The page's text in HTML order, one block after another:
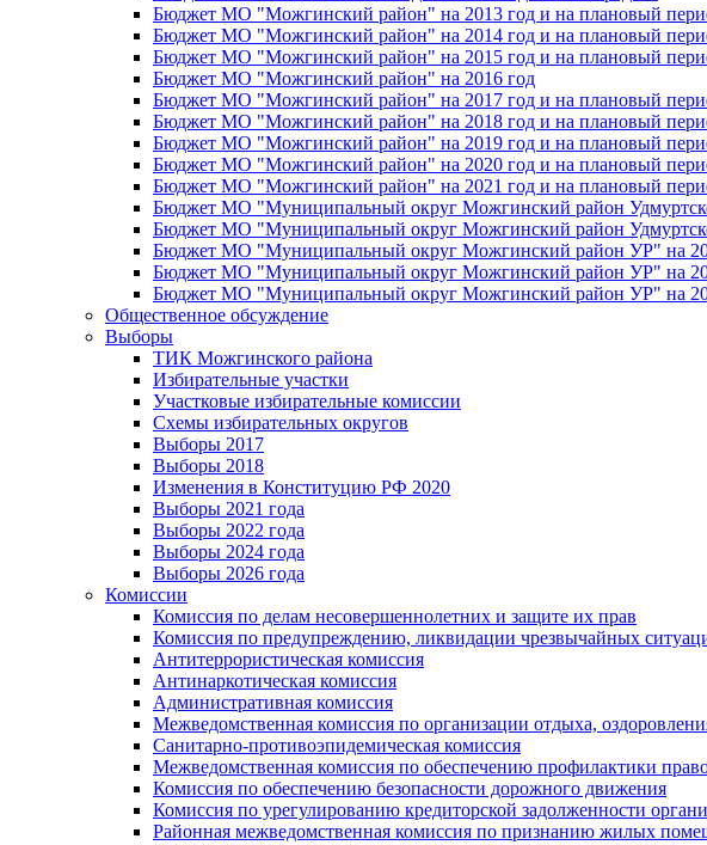
Бюджет МО "Можгинский район" на 2013 год и на плановый
Бюджет МО "Можгинский район" на 2014 год и на плановый
Бюджет МО "Можгинский район" на 2015 год и на плановый
Бюджет МО "Можгинский район" на 2016 год
Бюджет МО "Можгинский район" на 2017 год и на плановый
Бюджет МО "Можгинский район" на 2018 год и на плановый
Бюджет МО "Можгинский район" на 2019 год и на плановый
Бюджет МО "Можгинский район" на 2020 год и на плановый
Бюджет МО "Можгинский район" на 2021 год и на плановый
Бюджет МО "Муниципальный округ Можгинский район
Бюджет МО "Муниципальный округ Можгинский район
Бюджет МО "Муниципальный округ Можгинский район УР" на
Бюджет МО "Муниципальный округ Можгинский район УР" на
Бюджет МО "Муниципальный округ Можгинский район УР" на
Общественное обсуждение
Выборы
ТИК Можгинского района
Избирательные участки
Участковые избирательные комиссии
Схемы избирательных округов
Выборы 2017
Выборы 2018
Изменения в Конституцию РФ 2020
Выборы 2021 года
Выборы 2022 года
Выборы 2024 года
Выборы 2026 года
Комиссии
Комиссия по делам несовершеннолетних и защите их прав
Комиссия по предупреждению, ликвидации чрезвычайных
Антитеррористическая комиссия
Антинаркотическая комиссия
Административная комиссия
Межведомственная комиссия по организации отдыха,
Санитарно-противоэпидемическая комиссия
Межведомственная комиссия по обеспечению профилактики
Комиссия по обеспечению безопасности дорожного движения
Комиссия по урегулированию кредиторской задолженности
Районная межведомственная комиссия по признанию жилых